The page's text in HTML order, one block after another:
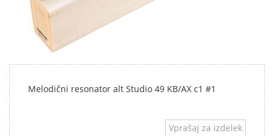
Melodični resonator alt Studio 49 KB/AX c1 #1
Vprašaj za izdelek